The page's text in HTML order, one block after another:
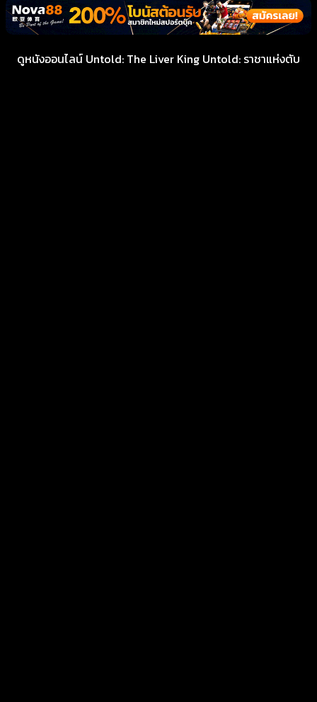
ดูหนังออนไลน์ Untold: The Liver King Untold: ราชาแห่งตับ